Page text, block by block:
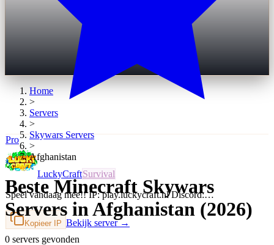
Pro
LuckyCraftSurvival
Speel vandaag mee!! IP: play.luckycraft.nl Discord:…
Kopieer IP Bekijk server →
Home
>
Servers
>
SkywarsServers
>
Afghanistan
Beste Minecraft Skywars
Servers in Afghanistan (2026)
0 servers gevonden